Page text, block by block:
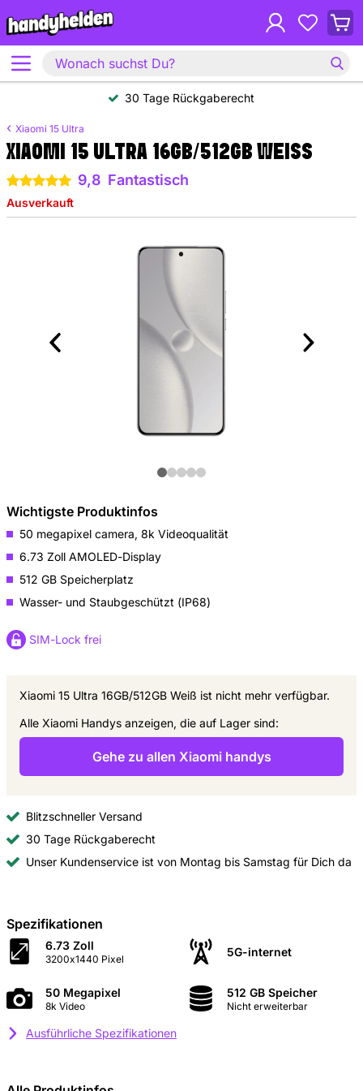
30 Tage Rückgaberecht
Xiaomi 15 Ultra
XIAOMI 15 ULTRA 16GB/512GB WEISS
5 Sterne9,8 Fantastisch
Ausverkauft
Wichtigste Produktinfos
50 megapixel camera, 8k Videoqualität
6.73 Zoll AMOLED-Display
512 GB Speicherplatz
Wasser- und Staubgeschützt (IP68)
SIM-Lock frei
Xiaomi 15 Ultra 16GB/512GB Weiß ist nicht mehr verfügbar.
Alle Xiaomi Handys anzeigen, die auf Lager sind:
Gehe zu allen Xiaomi handys
Blitzschneller Versand
30 Tage Rückgaberecht
Unser Kundenservice ist von Montag bis Samstag für Dich da
Spezifikationen
6.73 Zoll
3200x1440 Pixel
5G-internet
50 Megapixel
8k Video
512 GB Speicher
Nicht erweiterbar
Ausführliche Spezifikationen